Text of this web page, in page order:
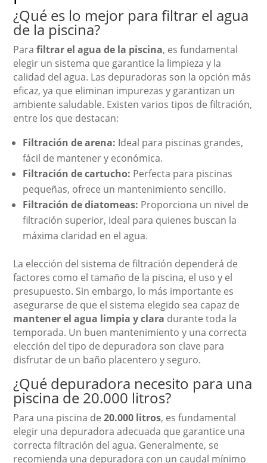
¿Qué es lo mejor para filtrar el agua
de la piscina?
Parafiltrar el agua de la piscina, es fundamental
elegir un sistema que garantice la limpieza y la
calidad del agua. Las depuradoras son la opción más
eficaz, ya que eliminan impurezas y garantizan un
ambiente saludable. Existen varios tipos de filtración,
entre los que destacan:
Filtración de arena: Ideal para piscinas grandes,
fácil de mantener y económica.
Filtración de cartucho: Perfecta para piscinas
pequeñas, ofrece un mantenimiento sencillo.
Filtración de diatomeas: Proporciona un nivel de
filtración superior, ideal para quienes buscan la
máxima claridad en el agua.
La elección del sistema de filtración dependerá de
factores como el tamaño de la piscina, el uso y el
presupuesto. Sin embargo, lo más importante es
asegurarse de que el sistema elegido sea capaz de
mantener el agua limpia y clara durante toda la
temporada. Un buen mantenimiento y una correcta
elección del tipo de depuradora son clave para
disfrutar de un baño placentero y seguro.
¿Qué depuradora necesito para una
piscina de 20.000 litros?
Para una piscina de20.000 litros, es fundamental
elegir una depuradora adecuada que garantice una
correcta filtración del agua. Generalmente, se
recomienda una depuradora con un caudal mínimo